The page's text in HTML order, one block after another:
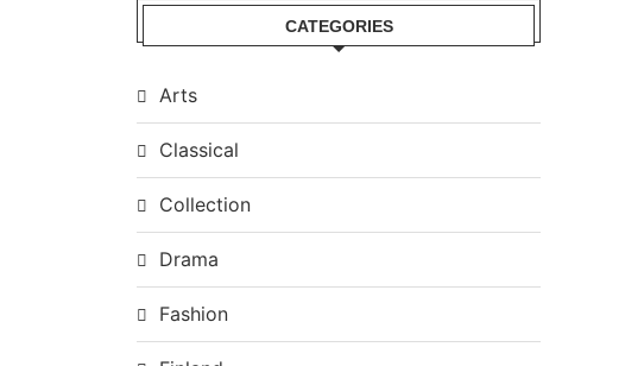
CATEGORIES
Arts
Classical
Collection
Drama
Fashion